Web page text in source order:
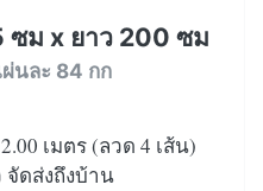
ซม x ยาว 200 ซม
นละ 84 กก
เมตร (ลวด 4 เส้น)
จัดส่งถึงบ้าน